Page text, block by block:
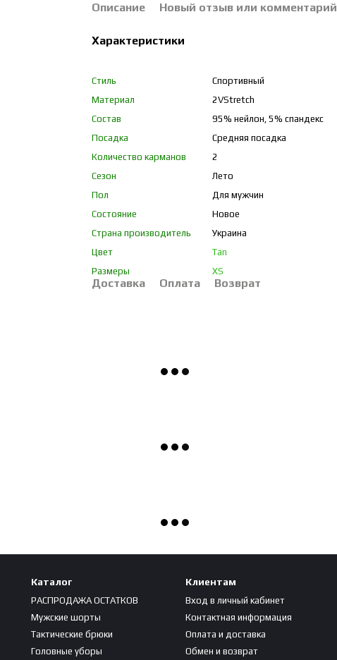
Описание Новый отзыв или комментарий
Характеристики
Стиль
Спортивный
Материал
2VStretch
Состав
95% нейлон, 5% спандекс
Посадка
Средняя посадка
Количество карманов
2
Сезон
Лето
Пол
Для мужчин
Состояние
Новое
Страна производитель
Украина
Цвет
Tan
Размеры
XS
Доставка Оплата Возврат
Каталог
РАСПРОДАЖА ОСТАТКОВ
Мужские шорты
Тактические брюки
Головные уборы
Клиентам
Вход в личный кабинет
Контактная информация
Оплата и доставка
Обмен и возврат